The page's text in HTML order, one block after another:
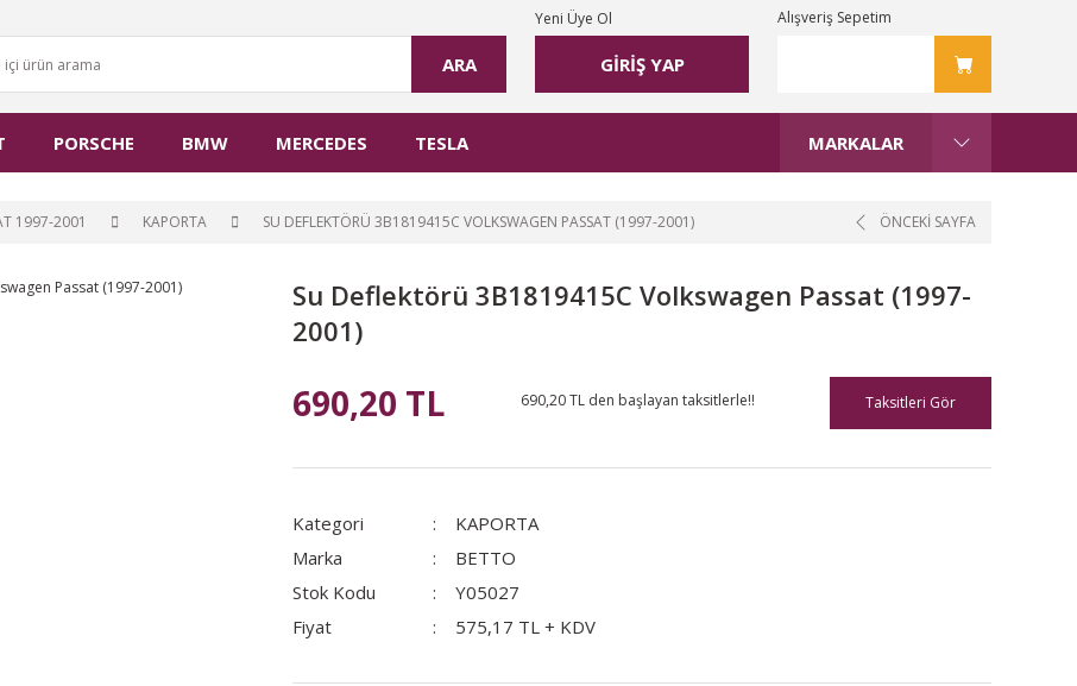
ARA GİRİŞ YAP
Yeni Üye Ol Alışveriş Sepetim
PORSCHE BMW MERCEDES TESLA MARKALAR
1997-2001 KAPORTA SU DEFLEKTÖRÜ 3B1819415C VOLKSWAGEN PASSAT (1997-2001) ÖNCEKİ SAYFA
Su Deflektörü 3B1819415C Volkswagen Passat (1997-
2001)
690,20 TL 690,20 TL den başlayan taksitlerle!! Taksitleri Gör
Kategori
KAPORTA
Marka
BETTO
Stok Kodu
Y05027
Fiyat
575,17 TL + KDV